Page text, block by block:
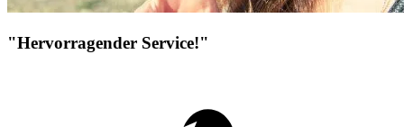
"Hervorragender Service!"